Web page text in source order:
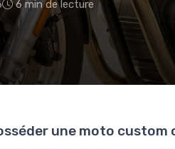
6 min de lecture
une moto custom